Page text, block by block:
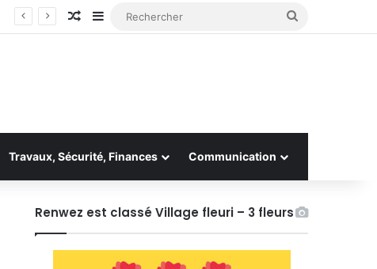
Article Aléatoire
Sidebar (barre latérale)
Travaux, Sécurité, Finances Communication
Renwez est classé Village fleuri – 3 fleurs